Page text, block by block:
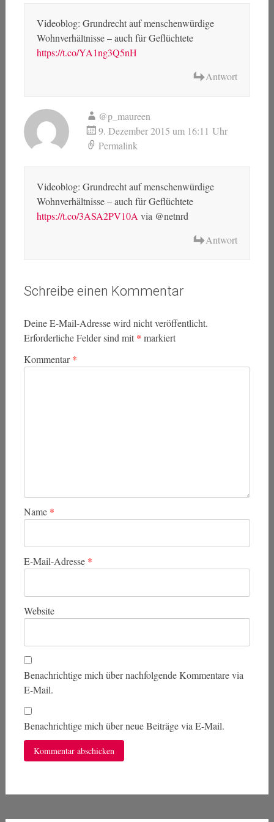
Videoblog: Grundrecht auf menschenwürdige
Wohnverhältnisse – auch für Geflüchtete
https://t.co/YA1ng3Q5nH
Antwort
@p_maureen
9. Dezember 2015 um 16:11 Uhr
Permalink
Videoblog: Grundrecht auf menschenwürdige
Wohnverhältnisse – auch für Geflüchtete
https://t.co/3ASA2PV10A via @netnrd
Antwort
Schreibe einen Kommentar
Deine E-Mail-Adresse wird nicht veröffentlicht.
Erforderliche Felder sind mit * markiert
Kommentar*
Name *
E-Mail-Adresse *
Website
Benachrichtige mich über nachfolgende Kommentare via
E-Mail.
Benachrichtige mich über neue Beiträge via E-Mail.